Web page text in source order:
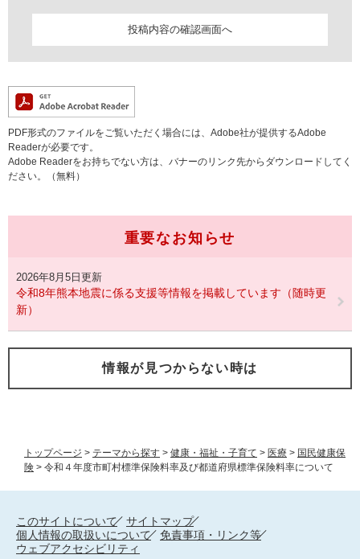
トップページ > テーマから探す > 健康・福祉・子育て > 医療 > 国民健康保
険 > 令和４年度市町村標準保険料率及び都道府県標準保険料率について
PDF形式のファイルをご覧いただく場合には、Adobe社が提供するAdobe
Readerが必要です。
Adobe Readerをお持ちでない方は、バナーのリンク先からダウンロードしてく
ださい。（無料）
重要なお知らせ
2026年8月5日更新
令和8年熊本地震に係る支援等情報を掲載しています（随時更
新）
情報が見つからない時は
このサイトについて
サイトマップ
個人情報の取扱いについて
免責事項・リンク等
ウェブアクセシビリティ